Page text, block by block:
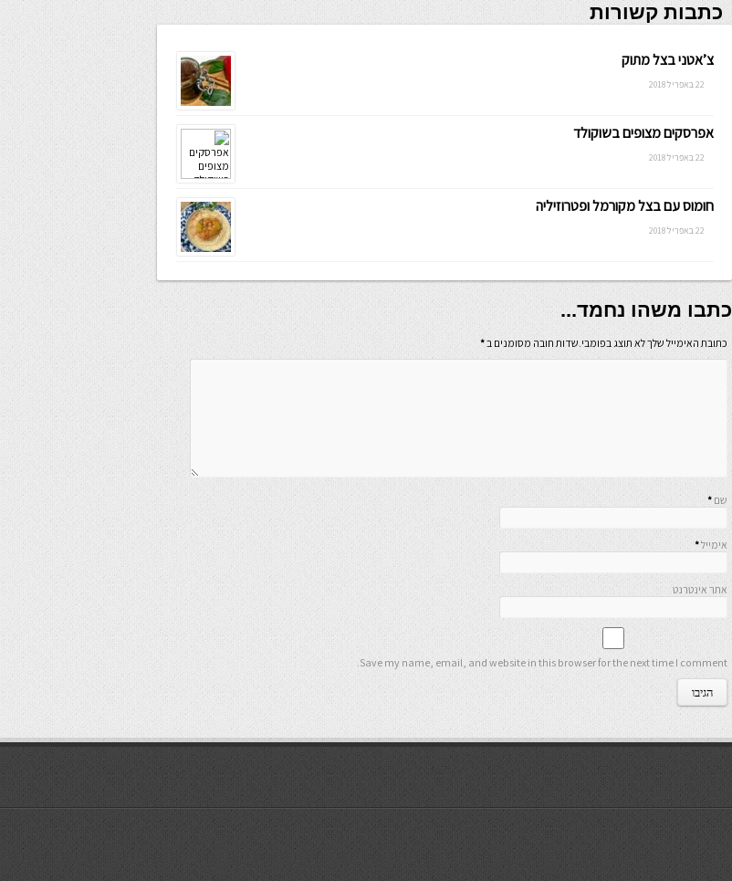
כתבות קשורות
צ’אטני בצל מתוק
22 באפריל 2018
אפרסקים מצופים בשוקולד
22 באפריל 2018
חומוס עם בצל מקורמל ופטרוזיליה
22 באפריל 2018
כתבו משהו נחמד...
כתובת האימייל שלך לא תוצג בפומבי.שדות חובה מסומנים ב*
שם *
אימייל*
אתר אינטרנט
Save my name, email, and website in this browser for the next time I comment.